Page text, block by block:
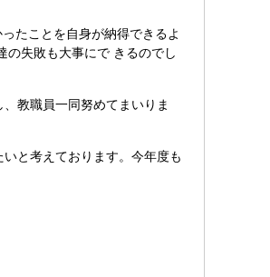
たことを自身が納得できるよ
の失敗も大事にで きるのでし
教職員一同努めてまいりま
と考えております。今年度も